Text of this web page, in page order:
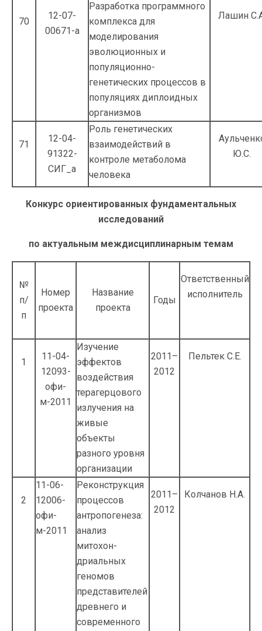
70
12-07-
00671-а
Разработка программного
комплекса для
моделирования
эволюционных и
популяционно-
генетических процессов в
популяциях диплоидных
организмов
Лашин
71
12-04-
91322-
СИГ_а
Роль генетических
взаимодействий в
контроле метаболома
человека
Ю.С.
Конкурс ориентированных фундаментальных
исследований
по актуальным междисциплинарным темам
№
п/
п
Номер
проекта
Название
проекта
Годы
Ответственный
исполнитель
1
11-04-
12093-
офи-
м-2011
Изучение
эффектов
воздействия
терагерцового
излучения на
живые
объекты
разного уровня
организации
2011–
2012
Пельтек С.Е.
2
11-06-
12006-
офи-
м-2011
Реконструкция
процессов
антропогенеза:
анализ
митохон­
дриальных
геномов
представи­телей
древнего и
современного
2011–
2012
Колчанов Н.А.